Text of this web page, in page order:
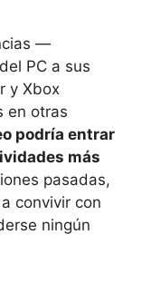
—
PC a sus
y Xbox
en otras
podría entrar
más
pasadas,
convivir con
ningún